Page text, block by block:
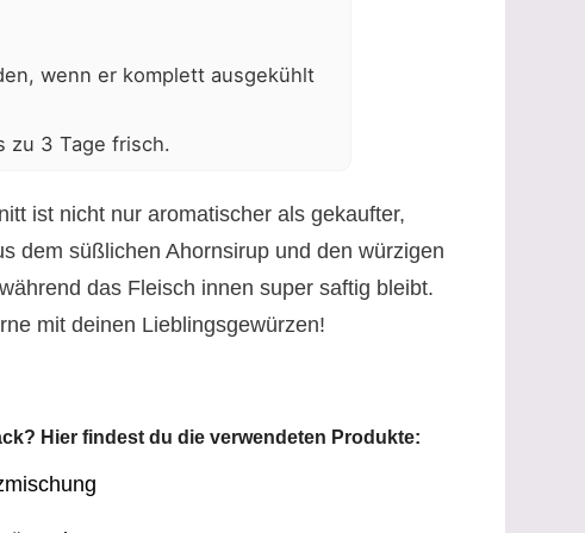
wenn er komplett ausgekühlt
zu 3 Tage frisch.
ist nicht nur aromatischer als gekaufter,
dem süßlichen Ahornsirup und den würzigen
das Fleisch innen super saftig bleibt.
mit deinen Lieblingsgewürzen!
Hier findest du die verwendeten Produkte: